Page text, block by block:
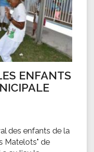
ENFANTS
des enfants de la
Matelots" de